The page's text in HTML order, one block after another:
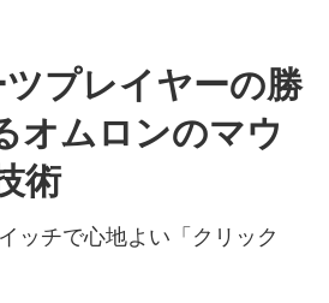
プレイヤーの勝
オムロンのマウ
術
ッチで心地よい「クリック